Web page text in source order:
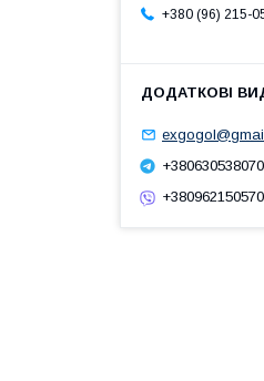
+380 (96) 215-
+380630538070
+380962150570